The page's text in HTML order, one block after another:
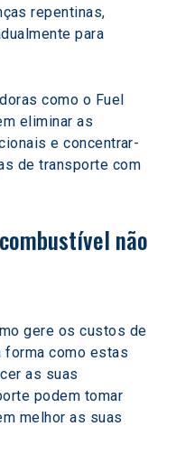
repentinas,
para
como o Fuel
eliminar as
e concentrar-
de transporte com
não
gere os custos de
forma como estas
as suas
podem tomar
melhor as suas